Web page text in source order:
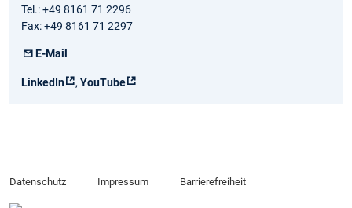
Tel.: +49 8161 71 2296
Fax: +49 8161 71 2297
E-Mail
LinkedIn , YouTube
Datenschutz Impressum Barrierefreiheit